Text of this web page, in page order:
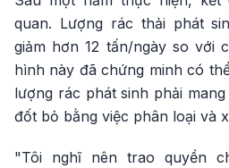
quan. Lượng rác thải phát
giảm hơn 12 tấn/ngày so với
hình này đã chứng minh có
lượng rác phát sinh phải
đốt bỏ bằng việc phân loại và
"Tôi nghĩ nên trao quyền